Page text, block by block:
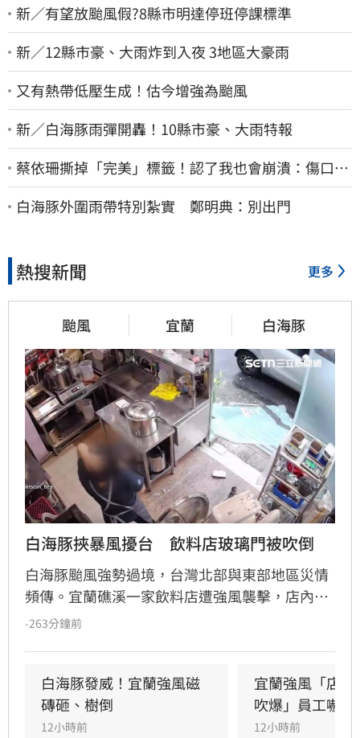
新／有望放颱風假?8縣市明達停班停課標準
新／12縣市豪、大雨炸到入夜 3地區大豪雨
又有熱帶低壓生成！估今增強為颱風
新／白海豚雨彈開轟！10縣市豪、大雨特報
蔡依珊撕掉「完美」標籤！認了我也會崩潰：傷口終
究會癒合
白海豚外圍雨帶特別紮實 鄭明典：別出門
熱搜新聞 更多
颱風 宜蘭 白海豚
白海豚挾暴風擾台　飲料店玻璃門被吹倒
白海豚颱風強勢過境，台灣北部與東部地區災情
頻傳。宜蘭礁溪一家飲料店遭強風襲擊，店內玻
璃門瞬間碎裂，店員飽受驚嚇，目前只能先以木
浪花吞沒跌倒，驚險畫面曝光引發網友撻伐。海
巡署對此嚴正呼籲，颱風期間切勿闖入警戒區，
違者最高可處25萬元罰鍰。
-263分鐘前
白海豚發威！宜蘭強風磁
磚砸、樹倒
12小時前
宜蘭強風「店
吹爆」員工嚇抱
12小時前